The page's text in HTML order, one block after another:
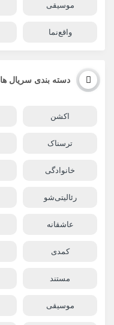
موسیقی
واقع‌نما
دسته بندی سریال ها
اکشن
ترسناک
خانوادگی
رئالیتی‌شو
عاشقانه
کمدی
مستند
موسیقی